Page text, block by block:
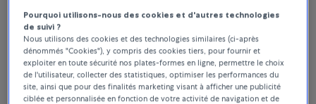
Pourquoi utilisons-nous des cookies et d'autres technologies
de suivi ?
Nous utilisons des cookies et des technologies similaires (ci-après
dénommés "Cookies"), y compris des cookies tiers, pour fournir et
exploiter en toute sécurité nos plates-formes en ligne, permettre le choix
de l'utilisateur, collecter des statistiques, optimiser les performances du
site, ainsi que pour des finalités marketing visant à afficher une publicité
ciblée et personnalisée en fonction de votre activité de navigation et de